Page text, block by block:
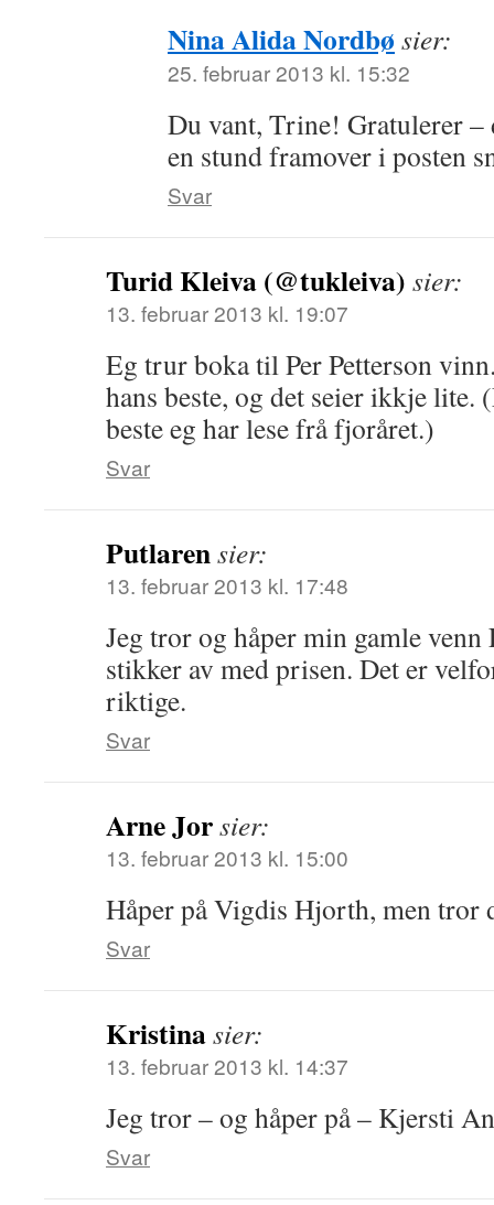
Nina Alida Nordbø sier:
25. februar 2013 kl. 15:32
Du vant, Trine! Gratulerer –
en stund framover i posten
Svar
Turid Kleiva (@tukleiva) sier:
13. februar 2013 kl. 19:07
Eg trur boka til Per Petterson
hans beste, og det seier ikkje lite.
beste eg har lese frå fjoråret.)
Svar
Putlarensier:
13. februar 2013 kl. 17:48
Jeg tror og håper min gamle
stikker av med prisen. Det er
riktige.
Svar
Arne Jorsier:
13. februar 2013 kl. 15:00
Håper på Vigdis Hjorth, men tror
Svar
Kristinasier:
13. februar 2013 kl. 14:37
Jeg tror – og håper på – Kjersti
Svar